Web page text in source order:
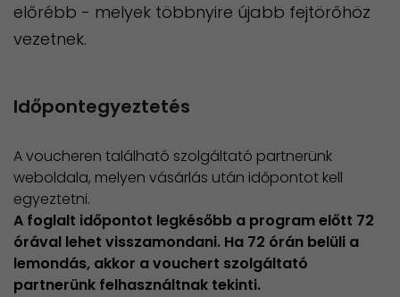
előrébb - melyek többnyire újabb fejtörőhöz
vezetnek.
Időpontegyeztetés
A voucheren található szolgáltató partnerünk
weboldala, melyen vásárlás után időpontot kell
egyeztetni.
​A foglalt időpontot legkésőbb a program előtt 72
órával lehet visszamondani. Ha 72 órán belüli a
lemondás, akkor a vouchert szolgáltató
partnerünk felhasználtnak tekinti.